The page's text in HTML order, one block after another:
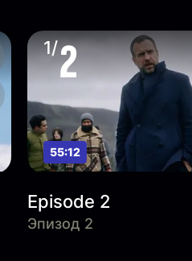
1/2
55:12
Episode 2
Эпизод 2